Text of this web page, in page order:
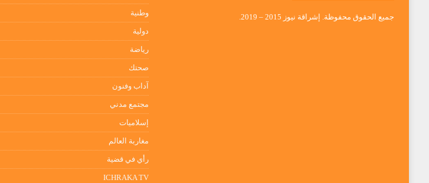
جميع الحقوق محفوظة. إشراقة نيوز 2015 – 2019. وطنية
دولية
رياضة
صحتك
آداب وفنون
مجتمع مدني
إسلاميات
مغاربة العالم
رأي في قضية
ICHRAKA TV